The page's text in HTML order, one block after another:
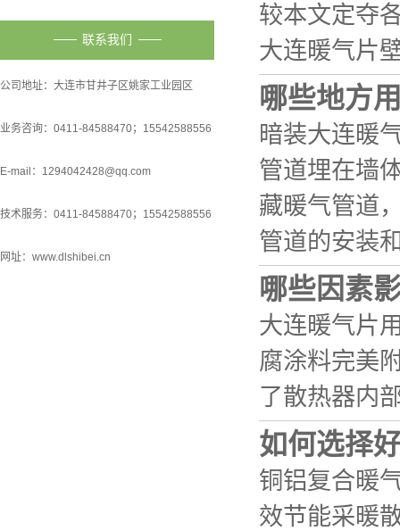
联系我们
公司地址：大连市甘井子区姚家工业园区
业务咨询：0411-84588470；15542588556
E-mail：1294042428@qq.com
技术服务：0411-84588470；15542588556
网址：www.dlshibei.cn
较本文定夺
大连暖气片
哪些地方
暗装大连暖
管道埋在墙
藏暖气管道
管道的安装
哪些因素
大连暖气片
腐涂料完美
了散热器内
如何选择
铜铝复合暖
效节能采暖